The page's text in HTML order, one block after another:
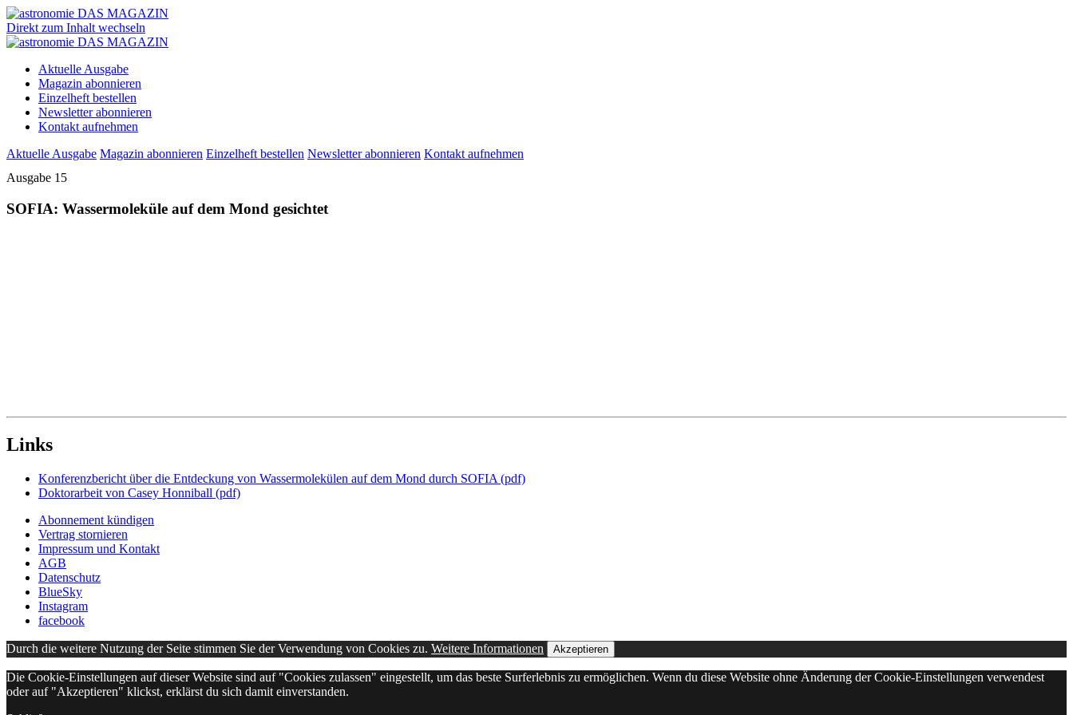
Direkt zum Inhalt wechseln
Aktuelle Ausgabe
Magazin abonnieren
Einzelheft bestellen
Newsletter abonnieren
Kontakt aufnehmen
Aktuelle Ausgabe Magazin abonnieren Einzelheft bestellen Newsletter abonnieren Kontakt aufnehmen
Ausgabe 15
SOFIA: Wassermoleküle auf dem Mond gesichtet
Links
Konferenzbericht über die Entdeckung von Wassermolekülen auf dem Mond durch SOFIA (pdf)
Doktorarbeit von Casey Honniball (pdf)
Abonnement kündigen
Vertrag stornieren
Impressum und Kontakt
AGB
Datenschutz
BlueSky
Instagram
facebook
Durch die weitere Nutzung der Seite stimmen Sie der Verwendung von Cookies zu. Weitere Informationen Akzeptieren
Die Cookie-Einstellungen auf dieser Website sind auf "Cookies zulassen" eingestellt, um das beste Surferlebnis zu ermöglichen. Wenn du diese Website ohne Änderung der Cookie-Einstellungen verwendest
oder auf "Akzeptieren" klickst, erklärst du sich damit einverstanden.